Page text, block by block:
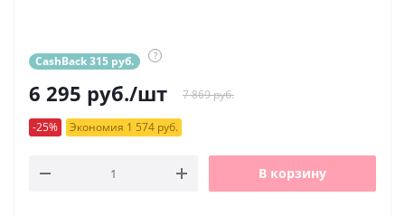
CashBack 315 руб. ?
6 295 руб./шт 7 869 руб.
-25% Экономия 1 574 руб.
В корзину